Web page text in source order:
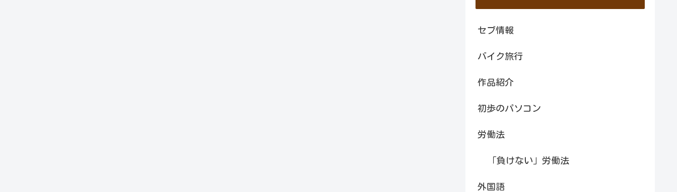
セブ情報
バイク旅行
作品紹介
初歩のパソコン
労働法
「負けない」労働法
外国語